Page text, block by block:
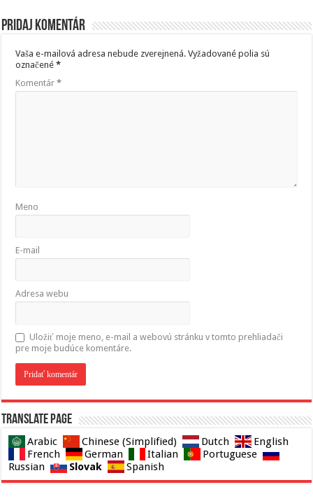
Pridaj komentár
Vaša e-mailová adresa nebude zverejnená. Vyžadované polia sú
označené*
Komentár*
Meno
E-mail
Adresa webu
Uložiť moje meno, e-mail a webovú stránku v tomto prehliadači
pre moje budúce komentáre.
Translate page
Arabic Chinese (Simplified) Dutch
English
French
German Italian
Portuguese
Russian
Slovak Spanish